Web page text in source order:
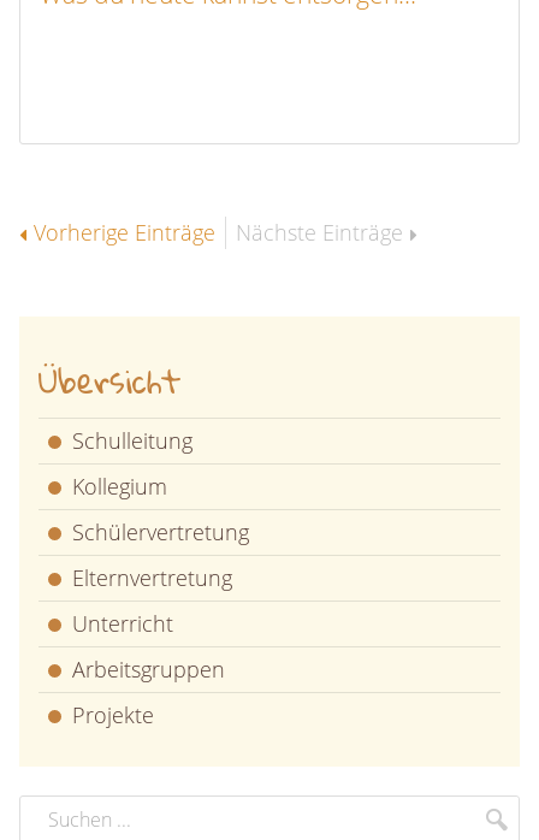
Vorherige Einträge Nächste Einträge
Übersicht
Schulleitung
Kollegium
Schülervertretung
Elternvertretung
Unterricht
Arbeitsgruppen
Projekte
Suchbegriff